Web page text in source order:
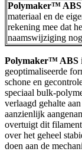
Polymaker™ ABS
materiaal en de
rekening mee dat
naamswijziging
Polymaker™ ABS
geoptimaliseerde
schone en
speciaal bulk-
verlaagd gehalte
aanzienlijk
overtuigt dit
over het geheel
doen aan de